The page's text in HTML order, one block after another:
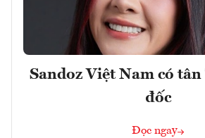
Sandoz Việt Nam có
đốc
Đọc ngay